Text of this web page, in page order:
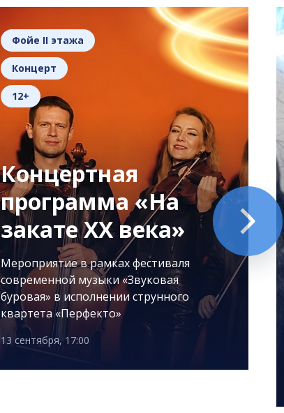
Фойе II этажа
Концерт
12+
Концертная
программа «На
закате XX века»
Мероприятие в рамках фестиваля
современной музыки «Звуковая
буровая» в исполнении струнного
квартета «Перфекто»
13 сентября, 17:00